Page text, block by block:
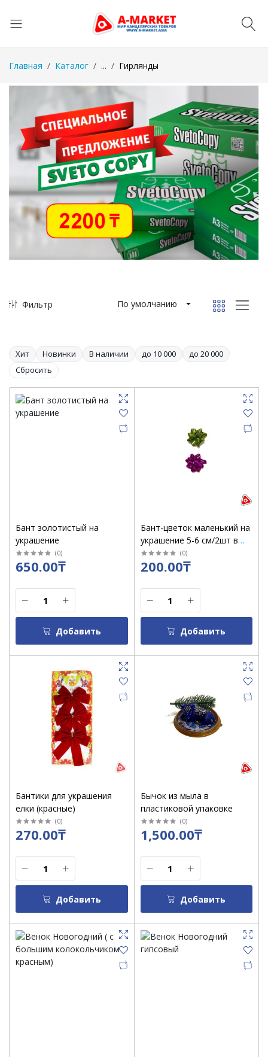
Главная Каталог ... Гирлянды
Фильтр По умолчанию
Хит Новинки В наличии до 10 000
до 20 000
Сбросить
Бант золотистый на
украшение
(0)
650.00₸
Добавить
Бант-цветок маленький на
украшение 5-6 см/2шт в
упак 9871 (0)
200.00₸
Добавить
Бантики для украшения
елки (красные)
(0)
270.00₸
Добавить
Бычок из мыла в
пластиковой упаковке
(0)
1,500.00₸
Добавить